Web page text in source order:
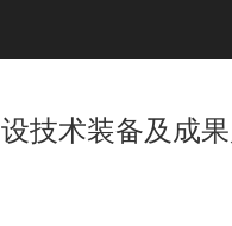
技术装备及成